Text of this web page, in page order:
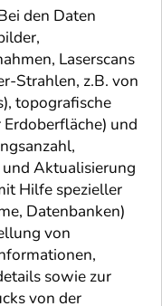
den Daten
Laserscans
Strahlen, z.B. von
topografische
und
Aktualisierung
Hilfe spezieller
Datenbanken)
von
sowie zur
von der